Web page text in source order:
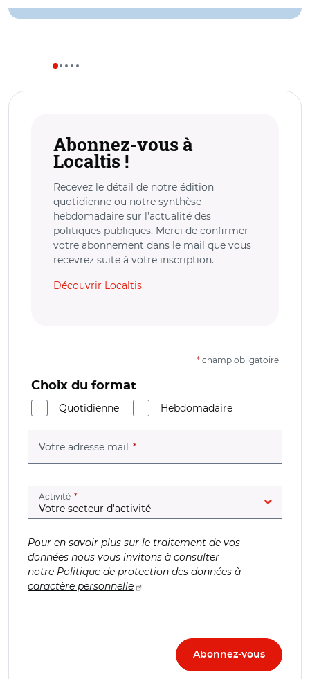
Abonnez-vous à
Localtis !
Recevez le détail de notre édition
quotidienne ou notre synthèse
hebdomadaire sur l’actualité des
politiques publiques. Merci de confirmer
votre abonnement dans le mail que vous
recevrez suite à votre inscription.
Découvrir Localtis
* champ obligatoire
Choix du format
Quotidienne
Hebdomadaire
Votre adresse mail (champ obligatoire)
Activité (champ obligatoire)
Pour en savoir plus sur le traitement de vos
données nous vous invitons à consulter
notre Politique de protection des données à
caractère personnelle